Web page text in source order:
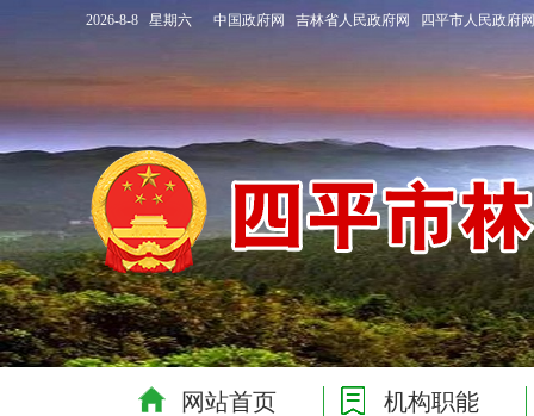
2026-8-8 星期六 中国政府网 吉林省人民政府网 四平市人民政府网
网站首页 机构职能